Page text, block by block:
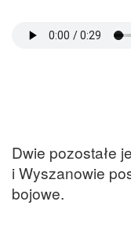
Dwie pozostałe
i Wyszanowie
bojowe.